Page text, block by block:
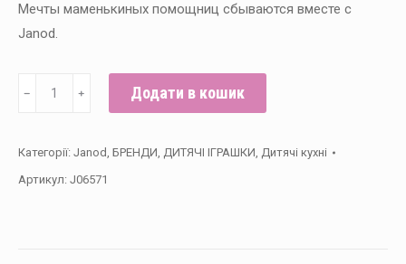
Мечты маменькиных помощниц сбываются вместе с
Janod.
Janod
–
Кухня
﹣ ﹢ Додати в кошик
Категорії: Janod, БРЕНДИ, ДИТЯЧІ ІГРАШКИ, Дитячі кухні
Артикул: J06571